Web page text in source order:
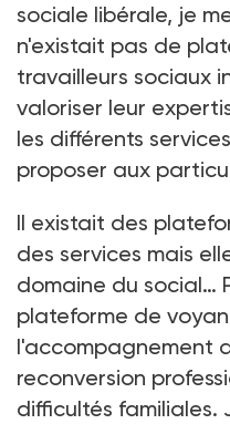
sociale libérale, je
n'existait pas de
travailleurs sociaux
valoriser leur
les différents
proposer aux
Il existait des
des services mais
domaine du social…
plateforme de
l'accompagnement
reconversion
difficultés familiales.